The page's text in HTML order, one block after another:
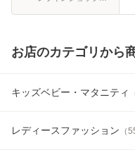
お店のカテゴリから
キッズベビー・マタニティ
レディースファッション （